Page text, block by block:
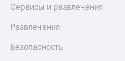
Сервисы и развлечения
Развлечения
Безопасность